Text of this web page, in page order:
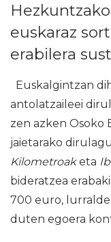
euskaraz
erabilera
Euskalgintzan
antolatzaileei
zen azken Osoko
jaietarako
Kilometroaketa
bideratzea
700 euro,
duten egoera